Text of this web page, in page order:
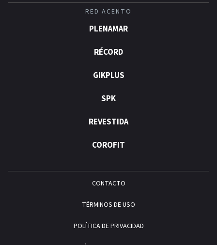
RED ACENTO
PLENAMAR
RÉCORD
GIKPLUS
SPK
REVESTIDA
COROFIT
CONTACTO
TÉRMINOS DE USO
POLÍTICA DE PRIVACIDAD